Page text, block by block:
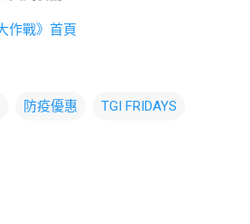
作戰》首頁
防疫優惠 TGI FRIDAYS